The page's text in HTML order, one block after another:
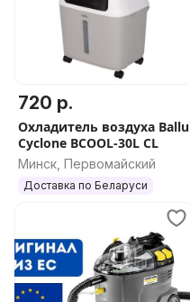
720 р.
Охладитель воздуха Ballu
Cyclone BCOOL-30L CL
Минск, Первомайский
Доставка по Беларуси